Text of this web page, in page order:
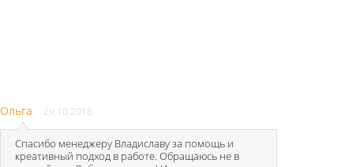
Ольга 29.10.2018
Спасибо менеджеру Владиславу за помощь и
креативный подход в работе. Обращаюсь не в